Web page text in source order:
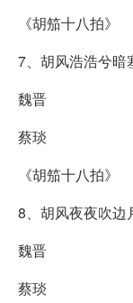
《胡笳十八拍》
7、胡风浩浩兮暗
魏晋
蔡琰
《胡笳十八拍》
8、胡风夜夜吹边
魏晋
蔡琰